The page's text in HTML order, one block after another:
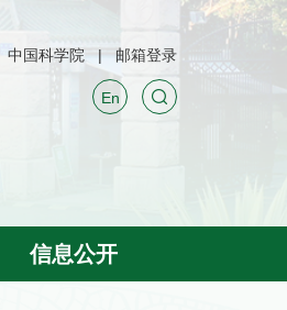
中国科学院 邮箱登录
En
信息公开